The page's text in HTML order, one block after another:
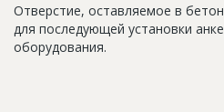
База строящихся объектов
Инвестпроекты
Отверстие, оставляемое в
для последующей установки
оборудования.